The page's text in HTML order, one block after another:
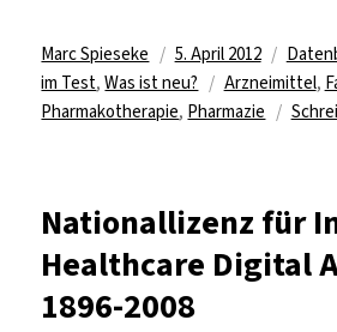
Autor
Marc Spieseke
Veröffentlicht
am
5. April 2012
im Test,Was ist neu? Schlagwörter
Arzneimittel,
Pharmakotherapie, Pharmazie
Nationallizenz für
Healthcare Digital
1896-2008